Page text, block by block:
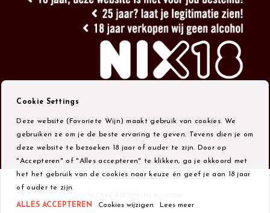
Algemene Voorwaarden
Cookie Settings
Deze website (Favoriete Wijn) maakt gebruik van cookies. We
gebruiken ze om je de beste ervaring te geven. Tevens dien je om
deze website te bezoeken 18 jaar of ouder te zijn. Door op
"Accepteren" of "Alles accepteren" te klikken, ga je akkoord met
het het gebruik van de cookies naar keuze én geef je aan 18 jaar
of ouder te zijn.
ALLES ACCEPTEREN Cookies wijzigen Lees meer